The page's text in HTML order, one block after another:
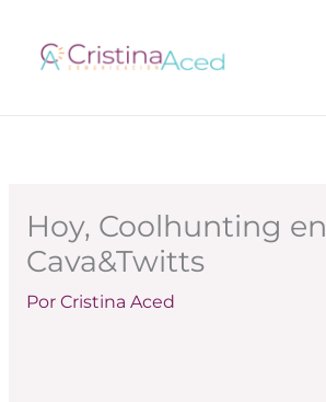
contenido
Hoy, Coolhunting en
Cava&Twitts
Por Cristina Aced